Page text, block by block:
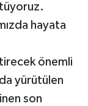
hayata
önemli
yürütülen
son